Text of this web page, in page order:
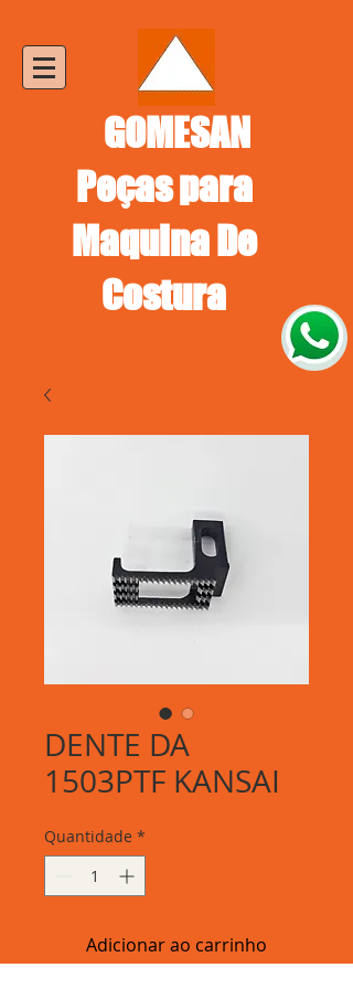
GOMESAN
Peças para
Maquina De
Costura
DENTE DA
1503PTF KANSAI
Quantidade *
Adicionar ao carrinho